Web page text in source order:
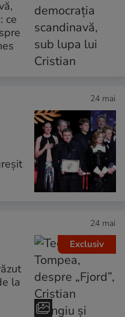
ce
24 mai
Exclusiv
24 mai
la